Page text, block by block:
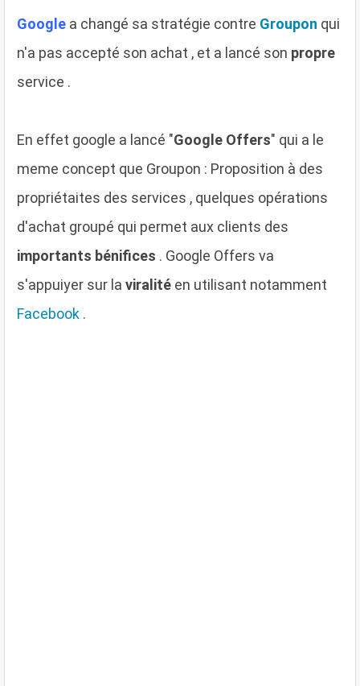
Google a changé sa stratégie contre Groupon qui
n'a pas accepté son achat , et a lancé son propre
service .
En effet google a lancé "Google Offers" qui a le
meme concept que Groupon : Proposition à des
propriétaites des services , quelques opérations
d'achat groupé qui permet aux clients des
importants bénifices . Google Offers va
s'appuiyer sur la viralité en utilisant notamment
Facebook .